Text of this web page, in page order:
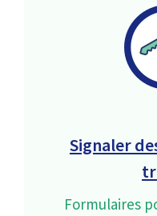
Signaler
Formulaires